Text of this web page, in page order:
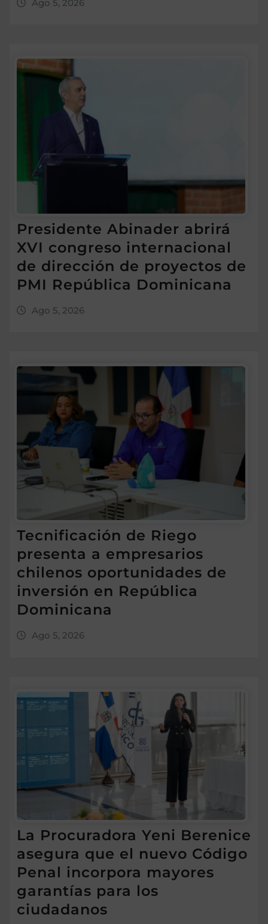
Ago 5, 2026
Presidente Abinader abrirá
XVI congreso internacional
de dirección de proyectos de
PMI República Dominicana
Ago 5, 2026
Tecnificación de Riego
presenta a empresarios
chilenos oportunidades de
inversión en República
Dominicana
Ago 5, 2026
La Procuradora Yeni Berenice
asegura que el nuevo Código
Penal incorpora mayores
garantías para los
ciudadanos